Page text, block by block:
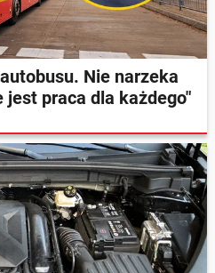
Nie narzeka
jest praca dla każdego"